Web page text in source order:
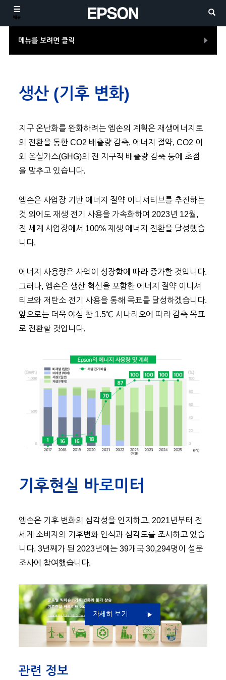
메뉴
메뉴를 보려면 클릭
생산 (기후 변화)
지구 온난화를 완화하려는 엡손의 계획은 재생에너지로
의 전환을 통한 CO2 배출량 감축, 에너지 절약, CO2 이
외 온실가스(GHG)의 전 지구적 배출량 감축 등에 초점
을 맞추고 있습니다.
엡손은 사업장 기반 에너지 절약 이니셔티브를 추진하는
것 외에도 재생 전기 사용을 가속화하여 2023년 12월,
전 세계 사업장에서 100% 재생 에너지 전환을 달성했습
니다.
에너지 사용량은 사업이 성장함에 따라 증가할 것입니다.
그러나, 엡손은 생산 혁신을 포함한 에너지 절약 이니셔
티브와 저탄소 전기 사용을 통해 목표를 달성하겠습니다.
앞으로는 더욱 야심 찬 1.5℃ 시나리오에 따라 감축 목표
로 전환할 것입니다.
기후현실 바로미터
엡손은 기후 변화의 심각성을 인지하고, 2021년부터 전
세계 소비자의 기후변화 인식과 심각도를 조사하고 있습
니다. 3년째가 된 2023년에는 39개국 30,294명이 설문
조사에 참여했습니다.
자세히 보기
관련 정보